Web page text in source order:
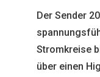
Der Sender
Stromkreise
über einen